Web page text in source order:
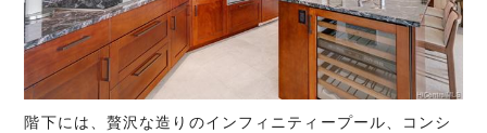
階下には、贅沢な造りのインフィニティープール、コンシ